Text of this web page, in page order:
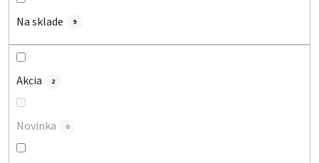
d
Na sklade 9
Akcia 2
Novinka 0